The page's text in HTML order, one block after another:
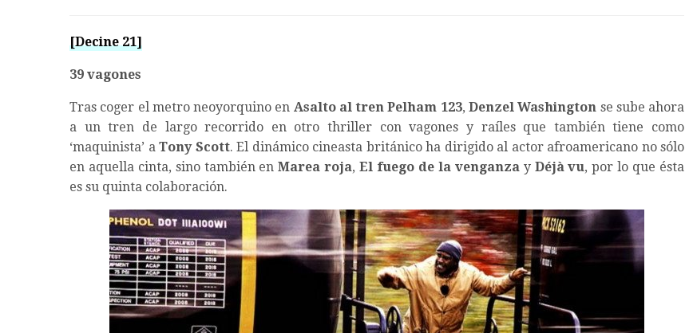
[Decine 21]
39 vagones
Tras coger el metro neoyorquino en Asalto al tren Pelham 123, Denzel Washington se sube ahora
a un tren de largo recorrido en otro thriller con vagones y raíles que también tiene como
‘maquinista’ a Tony Scott. El dinámico cineasta británico ha dirigido al actor afroamericano no sólo
en aquella cinta, sino también enMarea roja,El fuego de la venganzay Déjà vu, por lo que ésta
es su quinta colaboración.